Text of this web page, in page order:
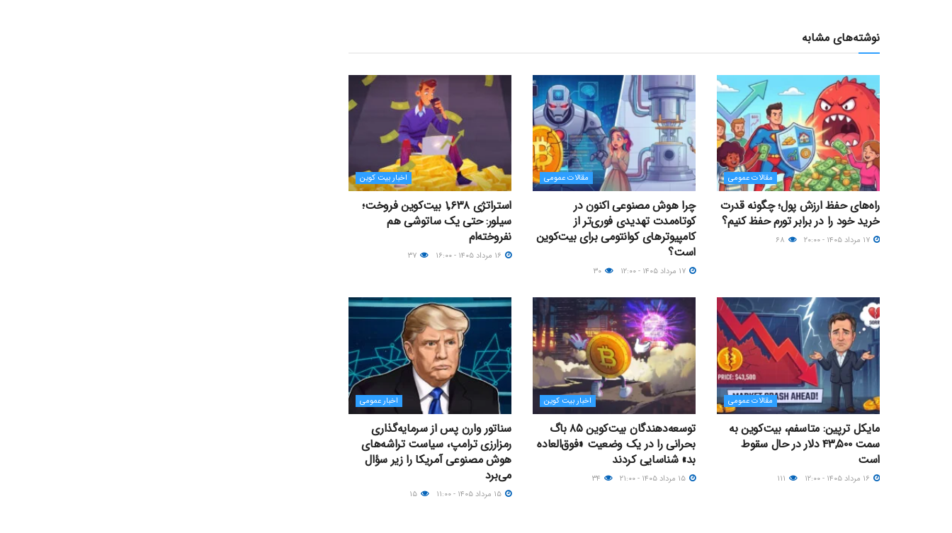
نوشته‌های مشابه
مقالات عمومی
راه‌های حفظ ارزش پول؛ چگونه قدرت
خرید خود را در برابر تورم حفظ کنیم؟
مقالات عمومی
چرا هوش مصنوعی اکنون در
کوتاه‌مدت تهدیدی فوری‌تر از
کامپیوترهای کوانتومی برای بیت‌کوین
است؟
اخبار بیت کوین
استراتژی ۱٬۶۳۸ بیت‌کوین فروخت؛
سیلور: حتی یک ساتوشی هم
نفروخته‌ام
مقالات عمومی
مایکل ترپین: متاسفم، بیت‌کوین به
سمت ۴۳,۵۰۰ دلار در حال سقوط
است
اخبار بیت کوین
توسعه‌دهندگان بیت‌کوین ۸۵ باگ
بحرانی را در یک وضعیت «فوق‌العاده
بد» شناسایی کردند
اخبار عمومی
سناتور وارن پس از سرمایه‌گذاری
رمزارزی ترامپ، سیاست تراشه‌های
هوش مصنوعی آمریکا را زیر سؤال
می‌برد